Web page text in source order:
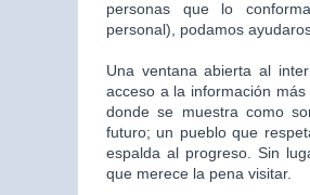
personas que lo
personal), podamos
Una ventana abierta al
acceso a la información
donde se muestra como
futuro; un pueblo que
espalda al progreso. Sin
que merece la pena visitar.